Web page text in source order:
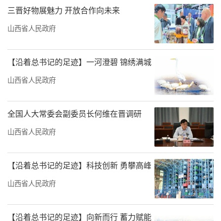
三晋好物展魅力 开放合作向未来
山西省人民政府
【沿着总书记的足迹】一河澄碧 锦绣满城
山西省人民政府
全国人大常委会副委员长何维在晋调研
山西省人民政府
【沿着总书记的足迹】科技创新 勇攀高峰
山西省人民政府
【沿着总书记的足迹】向新而行 蓄力赋能